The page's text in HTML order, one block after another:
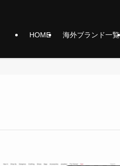
HOME 海外ブランド一覧